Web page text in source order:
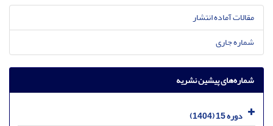
مقالات آماده انتشار
شماره جاری
شماره‌های پیشین نشریه
دوره 15 (1404)